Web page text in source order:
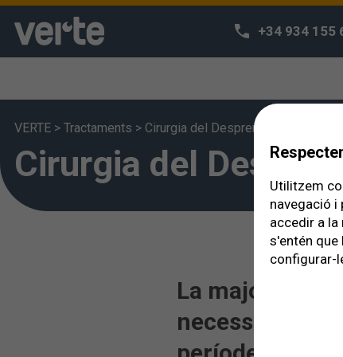
+34 934 155
VERTE > Tractaments > Cirurgia del Despreniment de la
Cirurgia del
La majoria
necessitarà
Utilitzem
navegació
accedir a la
s'entén que
configurar-